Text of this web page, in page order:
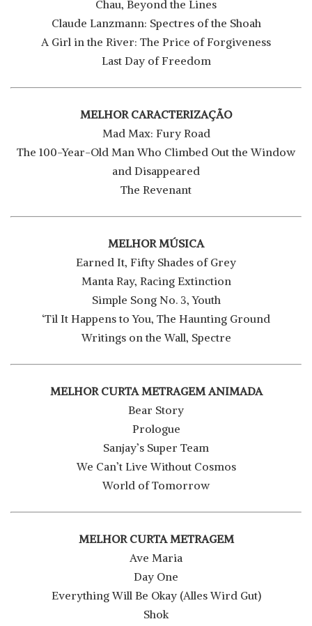
Chau, Beyond the Lines
Claude Lanzmann: Spectres of the Shoah
A Girl in the River: The Price of Forgiveness
Last Day of Freedom
MELHOR CARACTERIZAÇÃO
Mad Max: Fury Road
The 100-Year-Old Man Who Climbed Out the Window
and Disappeared
The Revenant
MELHOR MÚSICA
Earned It, Fifty Shades of Grey
Manta Ray, Racing Extinction
Simple Song No. 3, Youth
‘Til It Happens to You, The Haunting Ground
Writings on the Wall, Spectre
MELHOR CURTA METRAGEM ANIMADA
Bear Story
Prologue
Sanjay’s Super Team
We Can’t Live Without Cosmos
World of Tomorrow
MELHOR CURTA METRAGEM
Ave Maria
Day One
Everything Will Be Okay (Alles Wird Gut)
Shok